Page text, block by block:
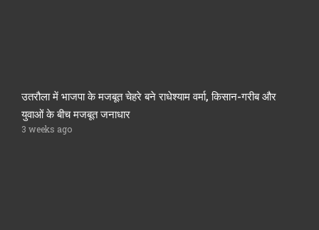
उतरौला में भाजपा के मजबूत चेहरे बने राधेश्याम वर्मा, किसान-गरीब और
युवाओं के बीच मजबूत जनाधार
3 weeks ago